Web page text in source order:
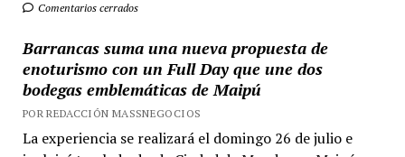
Comentarios cerrados
Barrancas suma una nueva propuesta de
enoturismo con un Full Day que une dos
bodegas emblemáticas de Maipú
POR REDACCIÓN MASSNEGOCIOS
La experiencia se realizará el domingo 26 de julio e